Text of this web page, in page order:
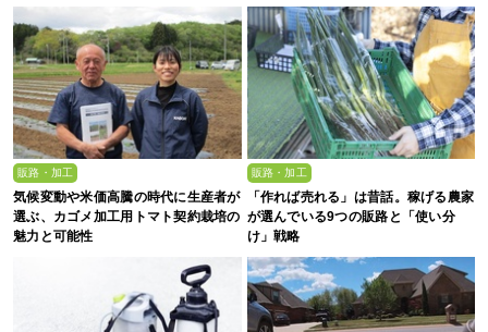
販路・加工
気候変動や米価高騰の時代に生産者が
選ぶ、カゴメ加工用トマト契約栽培の
魅力と可能性
販路・加工
「作れば売れる」は昔話。稼げる農家
が選んでいる9つの販路と「使い分
け」戦略